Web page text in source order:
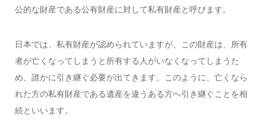
公的な財産である公有財産に対して私有財産と呼びます。
日本では、私有財産が認められていますが、この財産は、所有
者が亡くなってしまうと所有する人がいなくなってしまうた
め、誰かに引き継ぐ必要が出てきます。このように、亡くなら
れた方の私有財産である遺産を違うある方へ引き継ぐことを相
続といいます。